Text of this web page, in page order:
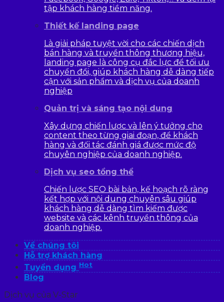
tập khách hàng tiềm năng.
Thiết kế landing page
Là giải pháp tuyệt vời cho các chiến dịch
bán hàng và truyền thông thương hiệu,
landing page là công cụ đắc lực để tối ưu
chuyển đổi, giúp khách hàng dễ dàng tiếp
cận với sản phẩm và dịch vụ của doanh
nghiệp
Quản trị và sáng tạo nội dung
Xây dựng chiến lược và lên ý tưởng cho
content theo từng giai đoạn, để khách
hàng và đối tác đánh giá được mức độ
chuyên nghiệp của doanh nghiệp.
Dịch vụ seo tổng thể
Chiến lược SEO bài bản, kế hoạch rõ ràng
kết hợp với nội dung chuyên sâu giúp
khách hàng dễ dàng tìm kiếm được
website và các kênh truyền thông của
doanh nghiệp.
Về chúng tôi
Hỗ trợ khách hàng
Tuyển dụng Hot
Blog
Dịch vụ của V-Star